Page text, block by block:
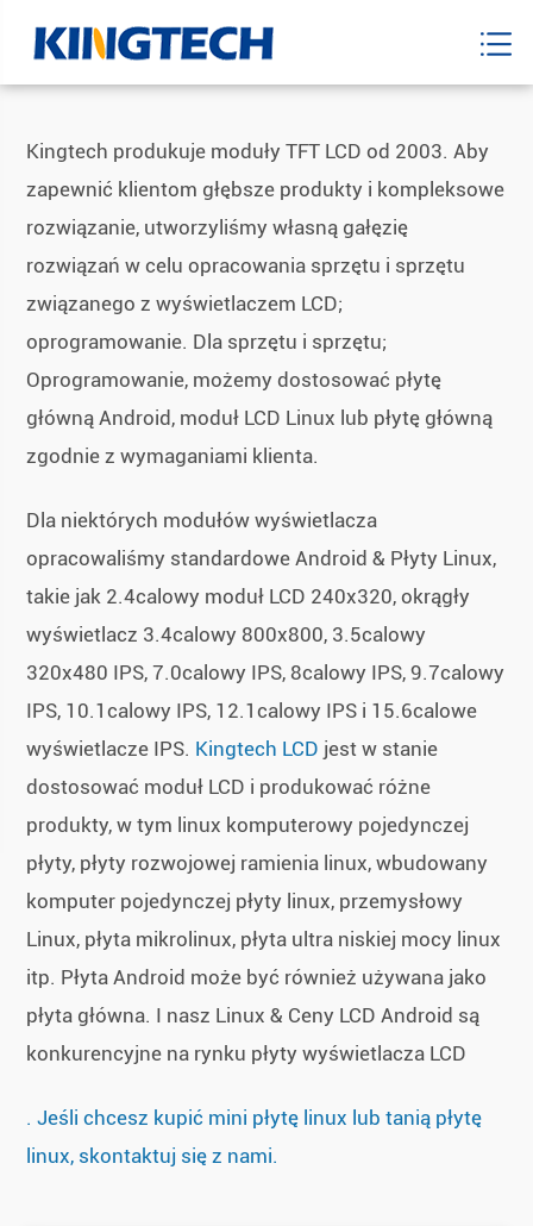
Kingtech produkuje moduły TFT LCD od 2003. Aby
zapewnić klientom głębsze produkty i kompleksowe
rozwiązanie, utworzyliśmy własną gałęzię
rozwiązań w celu opracowania sprzętu i sprzętu
związanego z wyświetlaczem LCD;
oprogramowanie. Dla sprzętu i sprzętu;
Oprogramowanie, możemy dostosować płytę
główną Android, moduł LCD Linux lub płytę główną
zgodnie z wymaganiami klienta.
Dla niektórych modułów wyświetlacza
opracowaliśmy standardowe Android & Płyty Linux,
takie jak 2.4calowy moduł LCD 240x320, okrągły
wyświetlacz 3.4calowy 800x800, 3.5calowy
320x480 IPS, 7.0calowy IPS, 8calowy IPS, 9.7calowy
IPS, 10.1calowy IPS, 12.1calowy IPS i 15.6calowe
wyświetlacze IPS. Kingtech LCD jest w stanie
dostosować moduł LCD i produkować różne
produkty, w tym linux komputerowy pojedynczej
płyty, płyty rozwojowej ramienia linux, wbudowany
komputer pojedynczej płyty linux, przemysłowy
Linux, płyta mikrolinux, płyta ultra niskiej mocy linux
itp. Płyta Android może być również używana jako
płyta główna. I nasz Linux & Ceny LCD Android są
konkurencyjne na rynku płyty wyświetlacza LCD
. Jeśli chcesz kupić mini płytę linux lub tanią płytę
linux, skontaktuj się z nami.